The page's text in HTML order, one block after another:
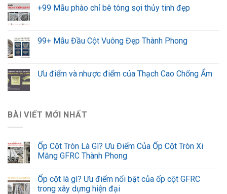
+99 Mẫu phào chỉ bê tông sợi thủy tinh đẹp
99+ Mẫu Đầu Cột Vuông Đẹp Thành Phong
Ưu điểm và nhược điểm của Thạch Cao Chống Ẩm
BÀI VIẾT MỚI NHẤT
Ốp Cột Tròn Là Gì? Ưu Điểm Của Ốp Cột Tròn Xi
Măng GFRC Thành Phong
Ốp cột là gì? Ưu điểm nổi bật của ốp cột GFRC
trong xây dựng hiện đại